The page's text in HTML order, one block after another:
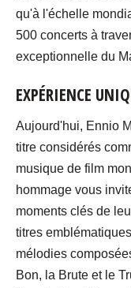
qu'à l'échelle
500 concerts à
exceptionnelle du
EXPÉRIENCE
Aujourd'hui, Ennio
titre considérés
musique de film
hommage vous
moments clés de
titres
mélodies
Bon, la Brute et le